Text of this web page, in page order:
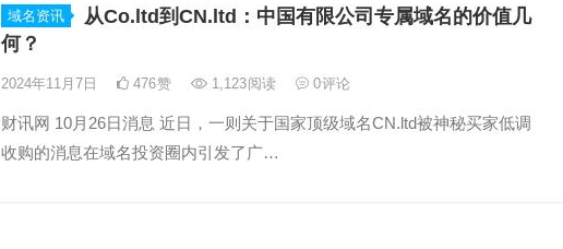
域名资讯
从Co.ltd到CN.ltd：中国有限公司专属域名的价值几
何？
2024年11月7日 476赞 1,123阅读 0评论
财讯网 10月26日消息 近日，一则关于国家顶级域名CN.ltd被神秘买家低调
收购的消息在域名投资圈内引发了广…